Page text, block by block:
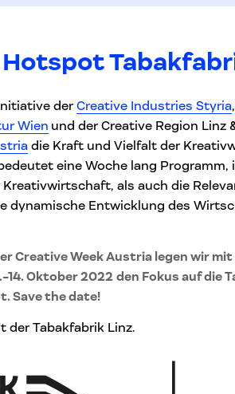
derCreative Industries Styria
Wien und der Creative Region Linz
die Kraft und Vielfalt der
eine Woche lang Programm,
als auch die
dynamische Entwicklung des
Creative Week Austria legen wir
14. Oktober 2022 den Fokus auf die
Save the date!
der Tabakfabrik Linz.